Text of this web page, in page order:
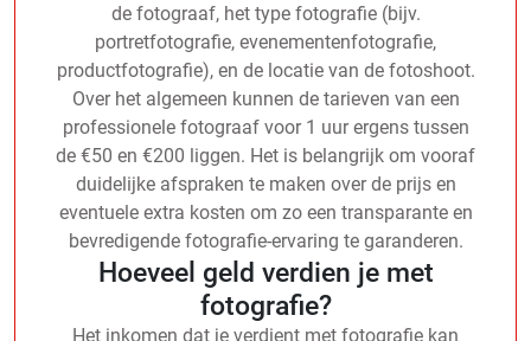
de fotograaf, het type fotografie (bijv.
portretfotografie, evenementenfotografie,
productfotografie), en de locatie van de fotoshoot.
Over het algemeen kunnen de tarieven van een
professionele fotograaf voor 1 uur ergens tussen
de €50 en €200 liggen. Het is belangrijk om vooraf
duidelijke afspraken te maken over de prijs en
eventuele extra kosten om zo een transparante en
bevredigende fotografie-ervaring te garanderen.
Hoeveel geld verdien je met
fotografie?
Het inkomen dat je verdient met fotografie kan